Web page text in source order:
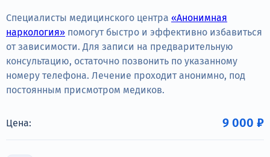
Нарколог
Стационар
Психиатрия
Цены
Специалисты медицинского центра «Анонимная
наркология» помогут быстро и эффективно избавиться
от зависимости. Для записи на предварительную
консультацию, остаточно позвонить по указанному
номеру телефона. Лечение проходит анонимно, под
постоянным присмотром медиков.
Цена: 9 000 ₽